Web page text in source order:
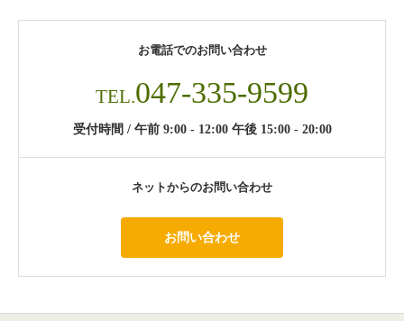
お電話でのお問い合わせ
TEL.047-335-9599
受付時間 / 午前 9:00 - 12:00 午後 15:00 - 20:00
ネットからのお問い合わせ
お問い合わせ